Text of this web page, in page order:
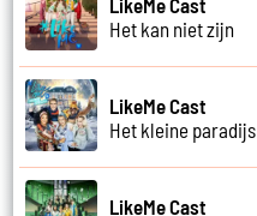
Het kan niet zijn
LikeMe Cast
Het kleine paradijs
LikeMe Cast